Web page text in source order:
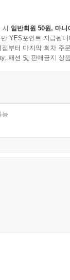
시 일반회원 50원, 마니
YES포인트 지급됩니
부터 마지막 회차 주
패션 및 판매금지 상
능